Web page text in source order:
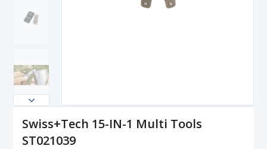
Swiss+Tech 15-IN-1 Multi Tools
ST021039